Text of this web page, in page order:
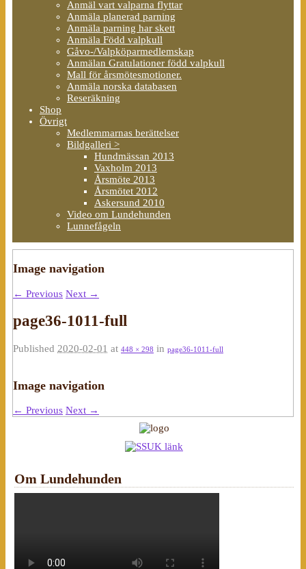
Anmäl vart valparna flyttar
Anmäla planerad parning
Anmäla parning har skett
Anmäla Född valpkull
Gåvo-/Valpköparmedlemskap
Anmälan Gratulationer född valpkull
Mall för årsmötesmotioner.
Anmäla norska databasen
Reseräkning
Shop
Övrigt
Medlemmarnas berättelser
Bildgalleri >
Hundmässan 2013
Vaxholm 2013
Årsmöte 2013
Årsmötet 2012
Askersund 2010
Video om Lundehunden
Lunnefågeln
Image navigation
← Previous Next →
page36-1011-full
Published 2020-02-01 at 448 × 298 in page36-1011-full
Image navigation
← Previous Next →
Om Lundehunden